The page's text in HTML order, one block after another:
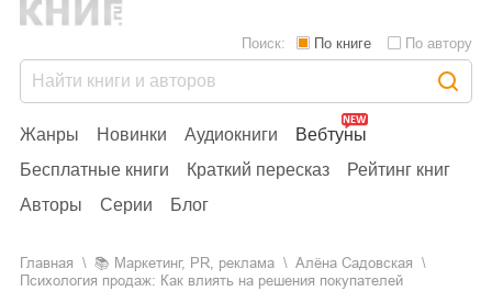
Жанры Новинки Аудиокниги
Вебтуны
Бесплатные книги
Краткий пересказ
Рейтинг книг
Авторы
Серии Блог
Поиск: По книге По автору
Главная 📚 маркетинг, PR, реклама
Алёна Садовская
Психология продаж: Как влиять на решения покупателей